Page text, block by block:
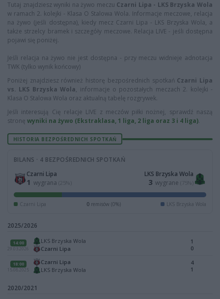
Tutaj znajdziesz wyniki na żywo meczu Czarni Lipa - LKS Brzyska Wola
w ramach 2. kolejki - Klasa O Stalowa Wola. Informacje meczowe, relacja
na żywo (jeśli dostępna), kiedy mecz Czarni Lipa - LKS Brzyska Wola, a
także strzelcy bramek i szczegóły meczowe. Relacja LIVE - jeśli dostępna
pojawi się poniżej.
Jeśli relacja na żywo nie jest dostępna - przy meczu widnieje adnotacja
TWK (tylko wynik końcowy)
Poniżej znajdziesz również historę bezpośrednich spotkań Czarni Lipa
vs. LKS Brzyska Wola, informacje o pozostałych meczach 2. kolejki -
Klasa O Stalowa Wola oraz aktualną tabelę rozgrywek.
Jeśli interesują Cię relacje LIVE z meczów piłki nożnej, sprawdź naszą
stronę wyniki na żywo (Ekstraklasa, 1 liga, 2 liga oraz 3 i 4 liga).
HISTORIA BEZPOŚREDNICH SPOTKAŃ
BILANS · 4 BEZPOŚREDNICH SPOTKAŃ
Czarni Lipa
1 wygrana (25%)
LKS Brzyska Wola
3 wygrane (75%)
Czarni Lipa 0remisów (0%) LKS Brzyska Wola
2025/2026
14:00
29.03.2026
LKS Brzyska Wola
Czarni Lipa
1
0
18:00
15.08.2025
Czarni Lipa
LKS Brzyska Wola
4
1
2020/2021